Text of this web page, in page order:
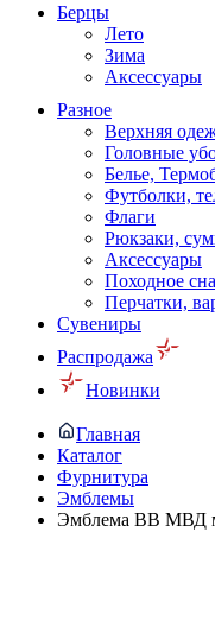
Берцы
Лето
Зима
Аксессуары
Разное
Верхняя
Головные
Белье,
Футболки,
Флаги
Рюкзаки,
Аксессуары
Походное
Перчатки,
Сувениры
Распродажа
Новинки
Главная
Каталог
Фурнитура
Эмблемы
Эмблема ВВ МВД